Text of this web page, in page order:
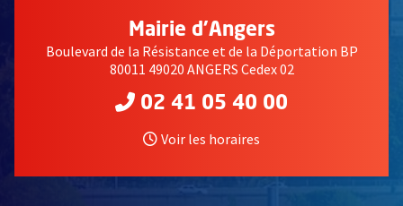
Mairie d'Angers
Boulevard de la Résistance et de la Déportation BP
80011 49020 ANGERS Cedex 02
02 41 05 40 00
Voir les horaires